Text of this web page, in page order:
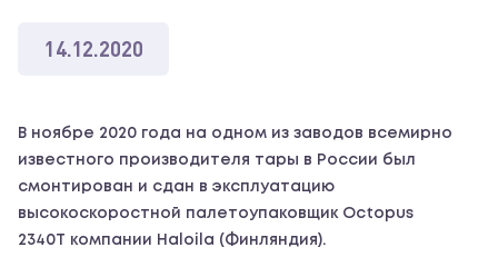
14.12.2020
В ноябре 2020 года на одном из заводов всемирно
известного производителя тары в России был
смонтирован и сдан в эксплуатацию
высокоскоростной палетоупаковщик Octopus
2340Т компании Haloila (Финляндия).